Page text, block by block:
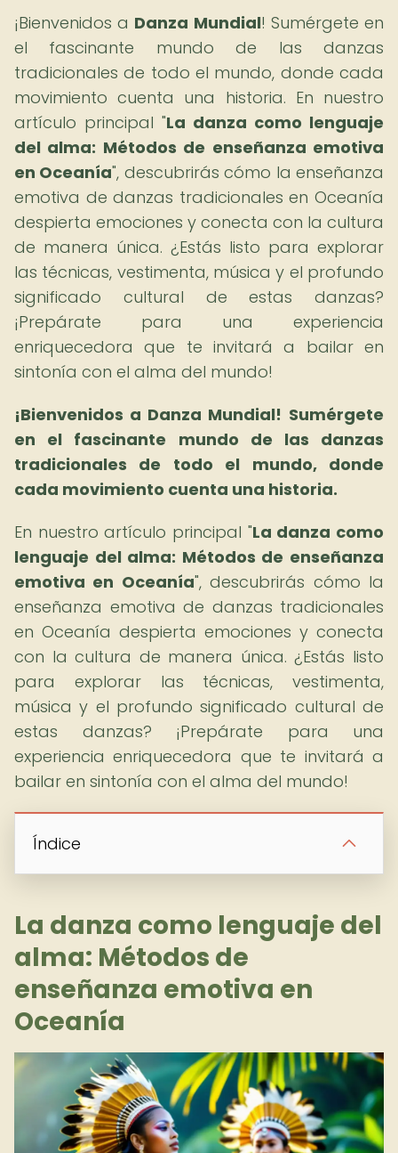
¡Bienvenidos a Danza Mundial! Sumérgete en
el fascinante mundo de las danzas
tradicionales de todo el mundo, donde cada
movimiento cuenta una historia. En nuestro
artículo principal "La danza como lenguaje
del alma: Métodos de enseñanza emotiva
en Oceanía", descubrirás cómo la enseñanza
emotiva de danzas tradicionales en Oceanía
despierta emociones y conecta con la cultura
de manera única. ¿Estás listo para explorar
las técnicas, vestimenta, música y el profundo
significado cultural de estas danzas?
¡Prepárate para una experiencia
enriquecedora que te invitará a bailar en
sintonía con el alma del mundo!
¡Bienvenidos a Danza Mundial! Sumérgete
en el fascinante mundo de las danzas
tradicionales de todo el mundo, donde
cada movimiento cuenta una historia.
En nuestro artículo principal "La danza como
lenguaje del alma: Métodos de enseñanza
emotiva en Oceanía", descubrirás cómo la
enseñanza emotiva de danzas tradicionales
en Oceanía despierta emociones y conecta
con la cultura de manera única. ¿Estás listo
para explorar las técnicas, vestimenta,
música y el profundo significado cultural de
estas danzas? ¡Prepárate para una
experiencia enriquecedora que te invitará a
bailar en sintonía con el alma del mundo!
Índice
La danza como lenguaje del
alma: Métodos de
enseñanza emotiva en
Oceanía